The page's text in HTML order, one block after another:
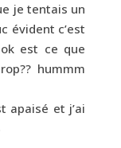
je tentais un
évident c’est
est ce que
hummm
apaisé et j’ai